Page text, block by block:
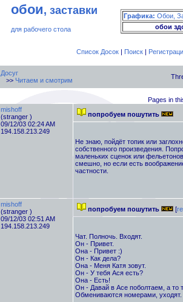
обои, заставки
для рабочего стола
Графика: Обои,
обои
Список Досок| Поиск|
Досуг
>> Читаем и смотрим
Pages in
mishoff
(stranger )
09/12/03 02:24 AM
194.158.213.249
попробуем пошутить
Не знаю, пойдёт топик или
собственного произведения.
маленьких сценок или
смешно, но если есть
частности.
mishoff
(stranger )
09/12/03 02:51 AM
194.158.213.249
попробуем пошутить [
Чат. Полночь. Входят.
Он - Привет.
Она - Привет :)
Он - Как дела?
Она - Меня Катя зовут.
Он - У тебя Ася есть?
Она - Есть!
Он - Давай в Асе поболтаем, а то
Обмениваются номерами, уходят.